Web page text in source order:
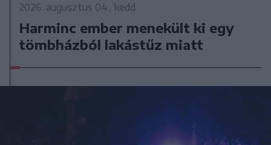
2026. augusztus 04., kedd
Harminc ember menekült ki egy
tömbházból lakástűz miatt